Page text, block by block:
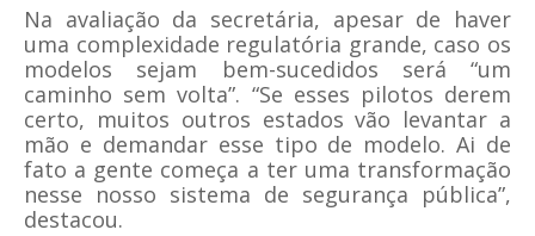
Na avaliação da secretária, apesar de haver
uma complexidade regulatória grande, caso os
modelos sejam bem-sucedidos será “um
caminho sem volta”. “Se esses pilotos derem
certo, muitos outros estados vão levantar a
mão e demandar esse tipo de modelo. Ai de
fato a gente começa a ter uma transformação
nesse nosso sistema de segurança pública”,
destacou.